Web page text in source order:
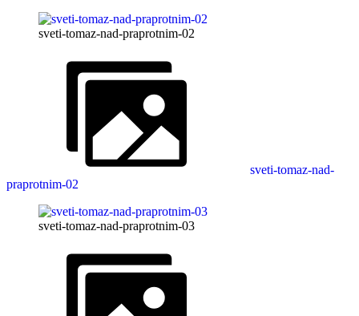
sveti-tomaz-nad-praprotnim-02
sveti-tomaz-nad-
praprotnim-02
sveti-tomaz-nad-praprotnim-03